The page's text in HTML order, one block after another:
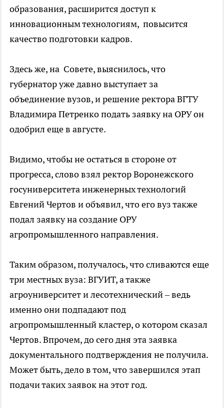
образования, расширится доступ к
инновационным технологиям, повысится
качество подготовки кадров.
Здесь же, на Совете, выяснилось, что
губернатор уже давно выступает за
объединение вузов, и решение ректора ВГТУ
Владимира Петренко подать заявку на ОРУ он
одобрил еще в августе.
Видимо, чтобы не остаться в стороне от
прогресса, слово взял ректор Воронежского
госуниверситета инженерных технологий
Евгений Чертов и объявил, что его вуз также
подал заявку на создание ОРУ
агропромышленного направления.
Таким образом, получалось, что сливаются еще
три местных вуза: ВГУИТ, а также
агроуниверситет и лесотехнический – ведь
именно они подпадают под
агропромышленный кластер, о котором сказал
Чертов. Впрочем, до сего дня эта заявка
документального подтверждения не получила.
Может быть, дело в том, что завершился этап
подачи таких заявок на этот год.